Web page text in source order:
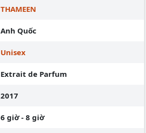
THAMEEN
Anh Quốc
Unisex
Extrait de Parfum
2017
6 giờ - 8 giờ